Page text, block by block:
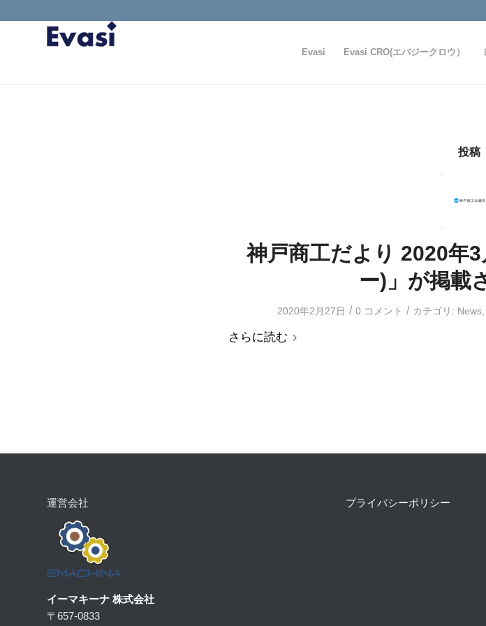
Evasi Evasi CRO(エバジークロウ）
投稿
神戸商工だより 2020年
ー)」が掲載
2020年2月27日 / 0 コメント / カテゴリ: News,
さらに読む
運営会社
イーマキーナ 株式会社
〒657-0833
プライバシーポリシー